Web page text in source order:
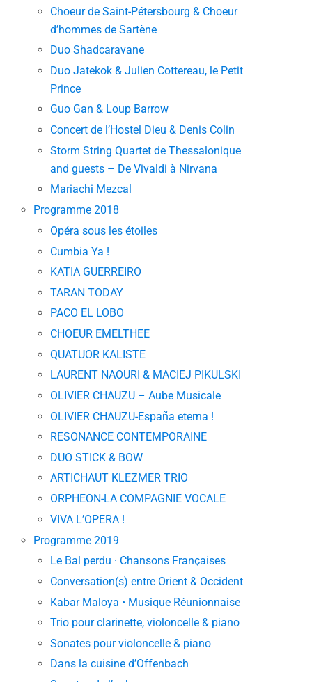
Choeur de Saint-Pétersbourg & Choeur
d’hommes de Sartène
Duo Shadcaravane
Duo Jatekok & Julien Cottereau, le Petit
Prince
Guo Gan & Loup Barrow
Concert de l’Hostel Dieu & Denis Colin
Storm String Quartet de Thessalonique
and guests – De Vivaldi à Nirvana
Mariachi Mezcal
Programme 2018
Opéra sous les étoiles
Cumbia Ya !
KATIA GUERREIRO
TARAN TODAY
PACO EL LOBO
CHOEUR EMELTHEE
QUATUOR KALISTE
LAURENT NAOURI & MACIEJ PIKULSKI
OLIVIER CHAUZU – Aube Musicale
OLIVIER CHAUZU-España eterna !
RESONANCE CONTEMPORAINE
DUO STICK & BOW
ARTICHAUT KLEZMER TRIO
ORPHEON-LA COMPAGNIE VOCALE
VIVA L’OPERA !
Programme 2019
Le Bal perdu · Chansons Françaises
Conversation(s) entre Orient & Occident
Kabar Maloya • Musique Réunionnaise
Trio pour clarinette, violoncelle & piano
Sonates pour violoncelle & piano
Dans la cuisine d’Offenbach